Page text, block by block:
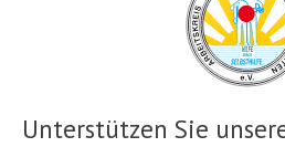
Unterstützen Sie